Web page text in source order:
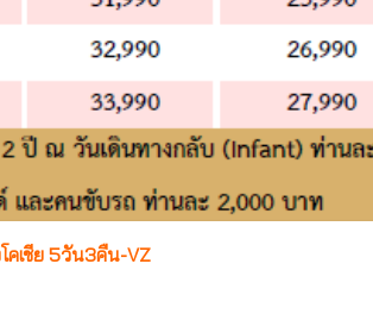
คเชีย 5วัน3คืน-VZ